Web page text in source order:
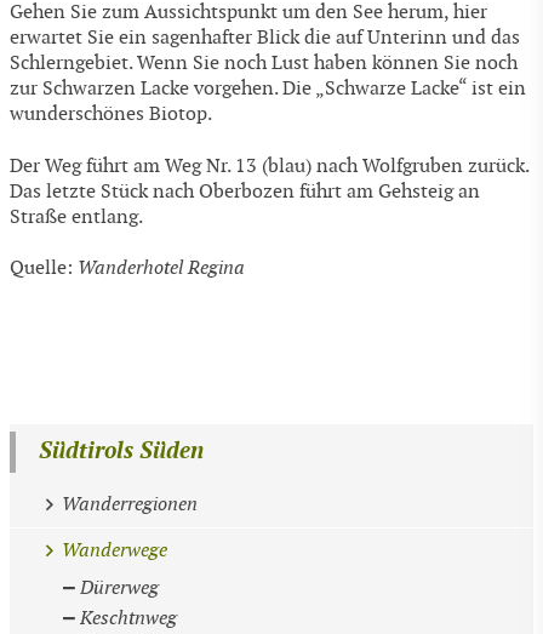
Gehen Sie zum Aussichtspunkt um den See herum, hier
erwartet Sie ein sagenhafter Blick die auf Unterinn und das
Schlerngebiet. Wenn Sie noch Lust haben können Sie noch
zur Schwarzen Lacke vorgehen. Die „Schwarze Lacke“ ist ein
wunderschönes Biotop.
Der Weg führt am Weg Nr. 13 (blau) nach Wolfgruben zurück.
Das letzte Stück nach Oberbozen führt am Gehsteig an
Straße entlang.
Quelle: Wanderhotel Regina
Südtirols Süden
Wanderregionen
Wanderwege
Dürerweg
Keschtnweg